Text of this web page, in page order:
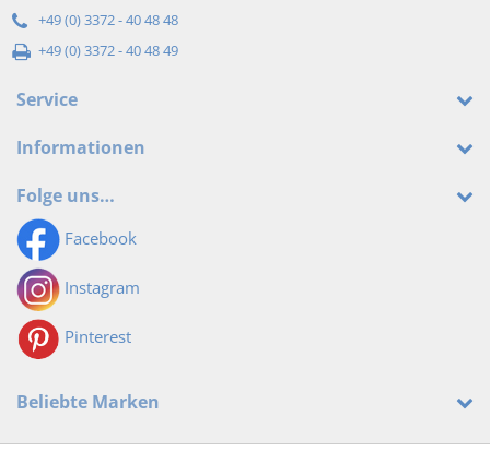
+49 (0) 3372 - 40 48 48
+49 (0) 3372 - 40 48 49
Service
Informationen
Folge uns…
Facebook
Instagram
Pinterest
Beliebte Marken